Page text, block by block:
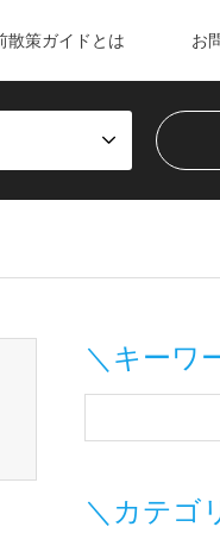
散策ガイドとは お
＼キーワ
＼カテゴ